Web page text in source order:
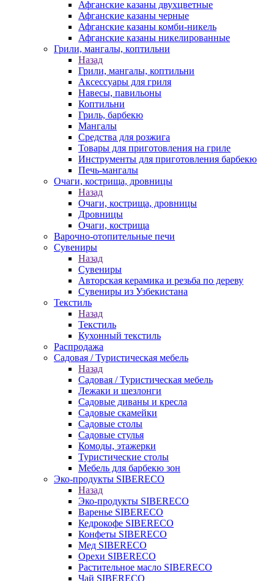
Афганские казаны двухцветные
Афганские казаны черные
Афганские казаны комби-никель
Афганские казаны никелированные
Грили, мангалы, коптильни
Назад
Грили, мангалы, коптильни
Аксессуары для гриля
Навесы, павильоны
Коптильни
Гриль, барбекю
Мангалы
Средства для розжига
Товары для приготовления на гриле
Инструменты для приготовления барбекю
Печь-мангалы
Очаги, кострища, дровницы
Назад
Очаги, кострища, дровницы
Дровницы
Очаги, кострища
Варочно-отопительные печи
Сувениры
Назад
Сувениры
Авторская керамика и резьба по дереву
Сувениры из Узбекистана
Текстиль
Назад
Текстиль
Кухонный текстиль
Распродажа
Садовая / Туристическая мебель
Назад
Садовая / Туристическая мебель
Лежаки и шезлонги
Садовые диваны и кресла
Садовые скамейки
Садовые столы
Садовые стулья
Комоды, этажерки
Туристические столы
Мебель для барбекю зон
Эко-продукты SIBERECO
Назад
Эко-продукты SIBERECO
Варенье SIBERECO
Кедрокофе SIBERECO
Конфеты SIBERECO
Мед SIBERECO
Орехи SIBERECO
Растительное масло SIBERECO
Чай SIBERECO